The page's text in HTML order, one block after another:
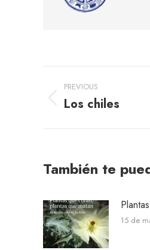
Post
navigation
PREVIOUS
Previous
Los chiles
También te
15 de